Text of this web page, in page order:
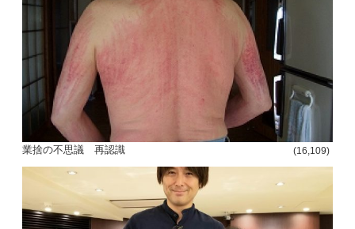
業捨の不思議 再認識 (16,109)